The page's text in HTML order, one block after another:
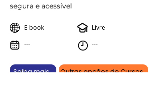
segura e acessível
E-book
---
Livre
---
Saiba mais Outras opções de Cursos